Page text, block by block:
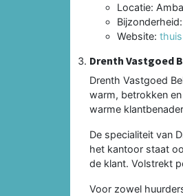
Locatie:
Website:
Drenth Vastgoed
Drenth Vastgoed
warm, betrokken
warme
De specialiteit van
het kantoor staat
de klant. Volstrekt
Voor zowel